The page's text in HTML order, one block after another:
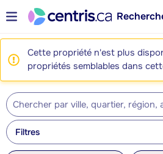
Cette propriété n'est plus
propriétés semblables dans
Filtres